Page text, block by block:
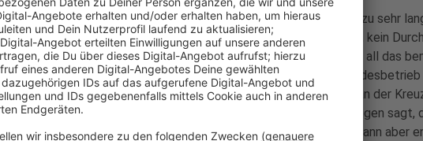
Laut einem Mitglied des Gemeinderats kommt es unter anderem zu sehr
besonders zu den Stoßzeiten. Wartezeiten von bis zu 20 Minuten, kein
Rettungswagen und eine blockierte Hauptstraße Richtung Oedt - all das
Wolfers vom Gemeinderat. Er fordert daher vom zuständigen Landesbetrieb
schnelle Problemlösung. Konkret schlägt er vor, die Bauarbeiten an der
und den alten Ampelbetrieb wieder zu nutzen. Straßen.NRW hingegen sagt,
solcher Maßnahmen meist mehr Stau entsteht - sich das Ganze dann aber